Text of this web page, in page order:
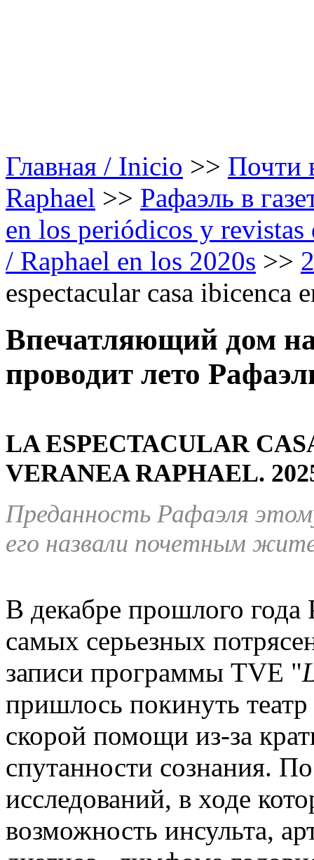
Главная / Inicio >> Почти
Raphael >> Рафаэль в
en los periódicos y
/ Raphael en los 2020s >>
espectacular casa ibicenca
Впечатляющий дом
проводит лето
LA ESPECTACULAR
VERANEA RAPHAEL.
Преданность Рафаэля
его назвали почетным
В декабре прошлого
самых серьезных
записи программы TVE "
пришлось покинуть театр
скорой помощи из-за
спутанности сознания.
исследований, в ходе
возможность инсульта,